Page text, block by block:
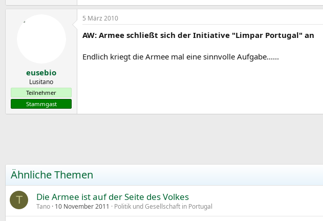
eusebio
Lusitano
Teilnehmer
Stammgast
5 März 2010
AW: Armee schließt sich der Initiative "Limpar Portugal" an
Endlich kriegt die Armee mal eine sinnvolle Aufgabe......
Ähnliche Themen
T Die Armee ist auf der Seite des Volkes
Tano 10 November 2011 Politik und Gesellschaft in Portugal